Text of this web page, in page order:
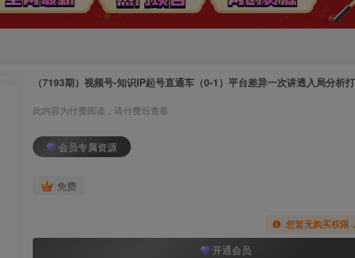
（7193期）视频号-知识IP起号直通车（0-1）平台差异一次讲透入局分析
此内容为付费阅读，请付费后查看
会员专属资源
免费
您暂无购买权限
开通会员